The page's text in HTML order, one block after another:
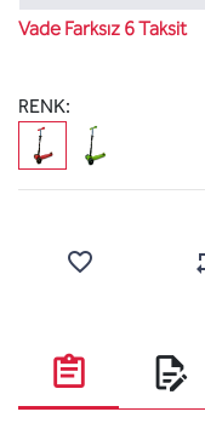
Vade Farksız 6 Taksit
RENK:
Add to wishlist